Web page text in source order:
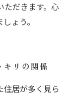
ただきます。心
ょう。
キリの関係
住居が多く見ら